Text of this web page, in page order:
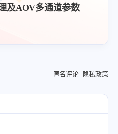
及AOV多通道参数
匿名评论 隐私政策